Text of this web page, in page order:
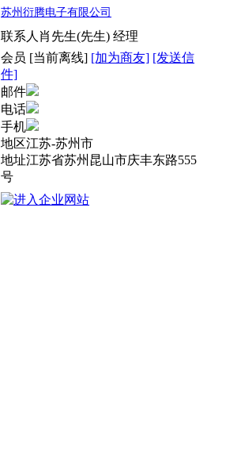
苏州衍腾电子有限公司
联系人 肖先生(先生) 经理
会员 [当前离线] [加为商友] [发送信
件]
邮件
电话
手机
地区江苏-苏州市
地址江苏省苏州昆山市庆丰东路555
号